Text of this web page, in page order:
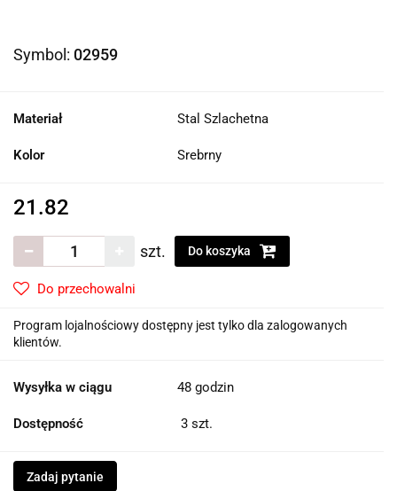
Symbol: 02959
Materiał Stal Szlachetna
Kolor Srebrny
21.82
szt. Do koszyka
Do przechowalni
Program lojalnościowy dostępny jest tylko dla zalogowanych
klientów.
Wysyłka w ciągu 48 godzin
Dostępność 3 szt.
Zadaj pytanie